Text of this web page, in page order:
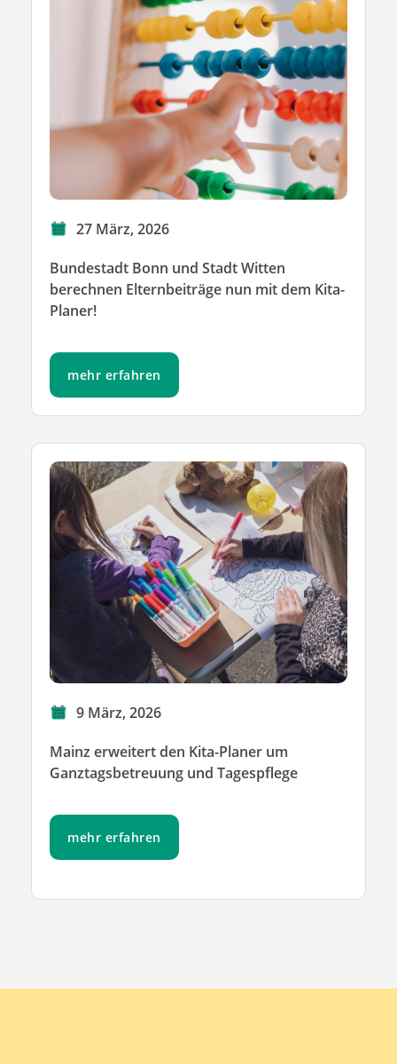
27 März, 2026
Bundestadt Bonn und Stadt Witten
berechnen Elternbeiträge nun mit dem Kita-
Planer!
mehr erfahren
9 März, 2026
Mainz erweitert den Kita-Planer um
Ganztagsbetreuung und Tagespflege
mehr erfahren